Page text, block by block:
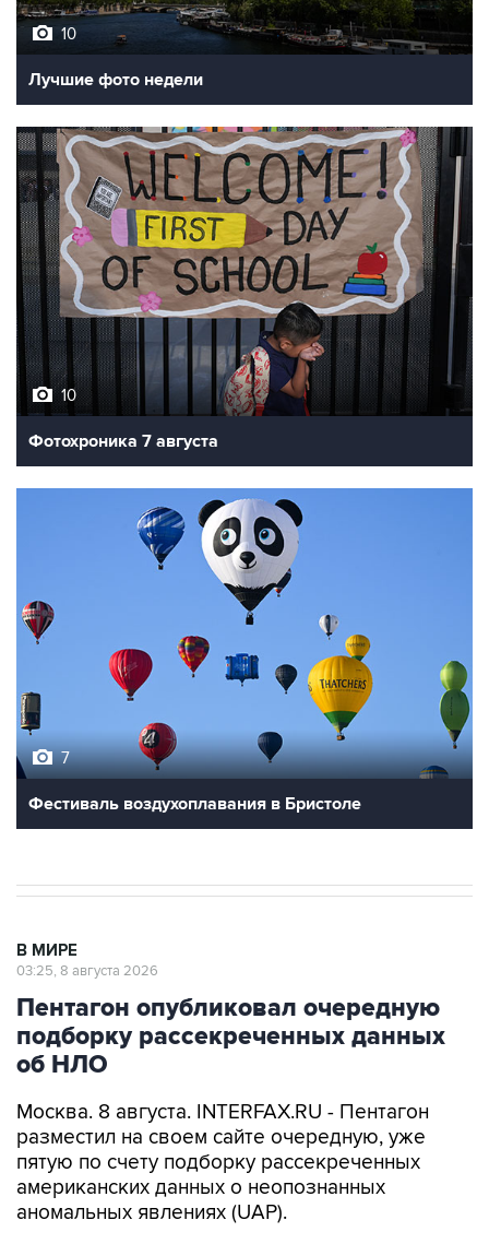
Лучшие фото недели
10
Фотохроника 7 августа
Фестиваль воздухоплавания в Бристоле
Пентагон опубликовал очередную
подборку рассекреченных данных
об НЛО
Москва. 8 августа. INTERFAX.RU - Пентагон
пятую по счету подборку рассекреченных
американских данных о неопознанных
аномальных явлениях (UAP).
"Министерство войны публикует пятую часть